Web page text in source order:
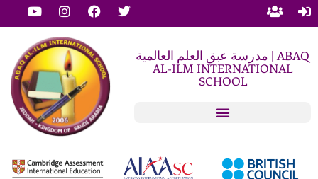
مدرسة عبق العلم العالمية | ABAQ
AL-ILM INTERNATIONAL
SCHOOL